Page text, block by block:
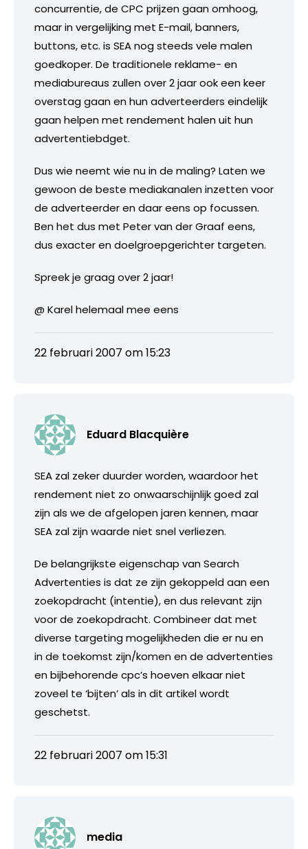
concurrentie, de CPC prijzen gaan omhoog,
maar in vergelijking met E-mail, banners,
buttons, etc. is SEA nog steeds vele malen
goedkoper. De traditionele reklame- en
mediabureaus zullen over 2 jaar ook een keer
overstag gaan en hun adverteerders eindelijk
gaan helpen met rendement halen uit hun
advertentiebdget.
Dus wie neemt wie nu in de maling? Laten we
gewoon de beste mediakanalen inzetten voor
de adverteerder en daar eens op focussen.
Ben het dus met Peter van der Graaf eens,
dus exacter en doelgroepgerichter targeten.
Spreek je graag over 2 jaar!
@ Karel helemaal mee eens
22 februari 2007 om 15:23
Eduard Blacquière
SEA zal zeker duurder worden, waardoor het
rendement niet zo onwaarschijnlijk goed zal
zijn als we de afgelopen jaren kennen, maar
SEA zal zijn waarde niet snel verliezen.
De belangrijkste eigenschap van Search
Advertenties is dat ze zijn gekoppeld aan een
zoekopdracht (intentie), en dus relevant zijn
voor de zoekopdracht. Combineer dat met
diverse targeting mogelijkheden die er nu en
in de toekomst zijn/komen en de advertenties
en bijbehorende cpc’s hoeven elkaar niet
zoveel te ‘bijten’ als in dit artikel wordt
geschetst.
22 februari 2007 om 15:31
media